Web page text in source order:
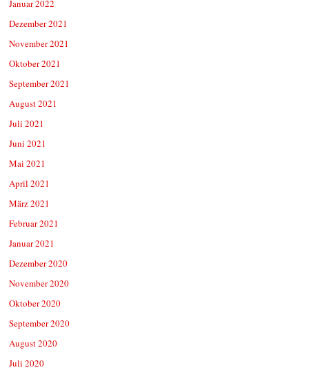
Januar 2022
Dezember 2021
November 2021
Oktober 2021
September 2021
August 2021
Juli 2021
Juni 2021
Mai 2021
April 2021
März 2021
Februar 2021
Januar 2021
Dezember 2020
November 2020
Oktober 2020
September 2020
August 2020
Juli 2020